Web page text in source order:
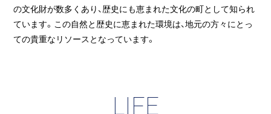
の文化財が数多くあり、歴史にも恵まれた文化の町として知られ
ています。この自然と歴史に恵まれた環境は、地元の方々にとっ
ての貴重なリソースとなっています。
LIFE